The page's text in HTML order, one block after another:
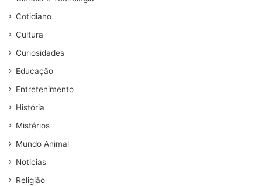
Cotidiano
Cultura
Curiosidades
Educação
Entretenimento
História
Mistérios
Mundo Animal
Noticias
Religião